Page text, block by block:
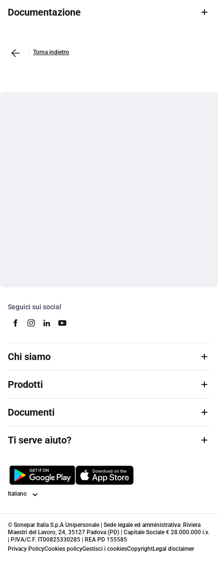
Documentazione
Torna indietro
Seguici sui social
Chi siamo
Prodotti
Documenti
Ti serve aiuto?
Lingua
© Sonepar Italia S.p.A Unipersonale | Sede legale ed amministrativa: Riviera
Maestri del Lavoro, 24, 35127 Padova (PD) | Capitale Sociale € 28.000.000 i.v.
| P.IVA/C.F. IT00825330285 | REA PD 155585
Privacy PolicyCookies policyGestisci i cookiesCopyrightLegal disclaimer